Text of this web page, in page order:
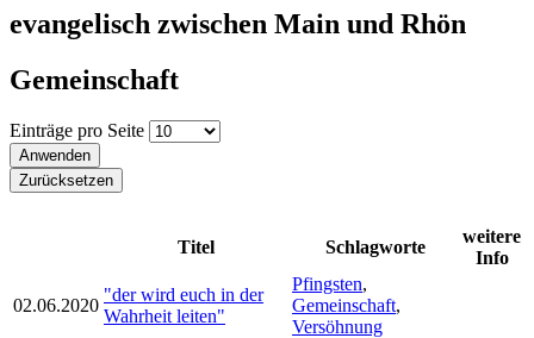
evangelisch zwischen Main und Rhön
Gemeinschaft
Einträge pro Seite
Titel Schlagworte
weitere
Info
02.06.2020
"der wird euch in der
Wahrheit leiten"
Pfingsten,
Gemeinschaft,
Versöhnung